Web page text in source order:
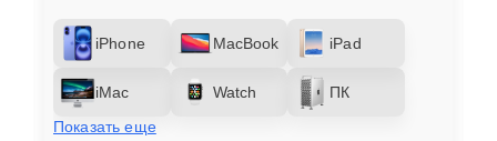
iPhone MacBook iPad
iMac Watch
ПК
Показать еще